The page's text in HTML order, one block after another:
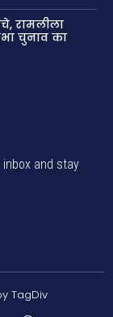
रामलीला
चुनाव का
and stay
TagDiv